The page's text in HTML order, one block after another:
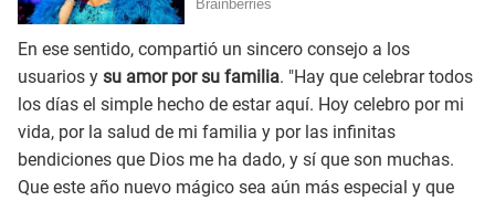
En ese sentido, compartió un sincero consejo a los
usuarios y su amor por su familia. "Hay que celebrar todos
los días el simple hecho de estar aquí. Hoy celebro por mi
vida, por la salud de mi familia y por las infinitas
bendiciones que Dios me ha dado, y sí que son muchas.
Que este año nuevo mágico sea aún más especial y que